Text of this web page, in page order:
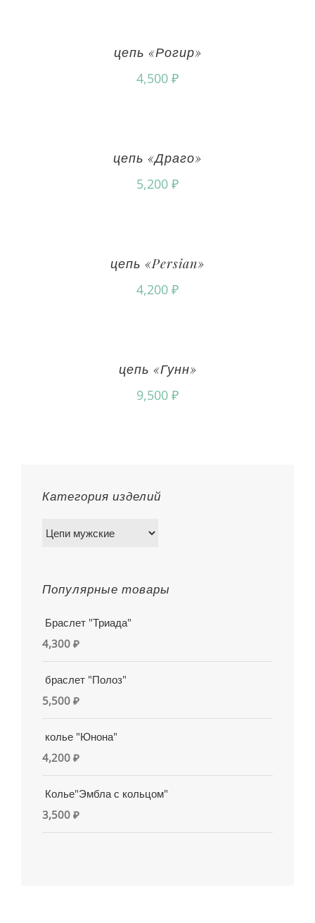
цепь «Рогир»
4,500 ₽
цепь «Драго»
5,200 ₽
цепь «Persian»
4,200 ₽
цепь «Гунн»
9,500 ₽
Категория изделий
Популярные товары
Браслет "Триада"
4,300 ₽
браслет "Полоз"
5,500 ₽
колье "Юнона"
4,200 ₽
Колье"Эмбла с кольцом"
3,500 ₽